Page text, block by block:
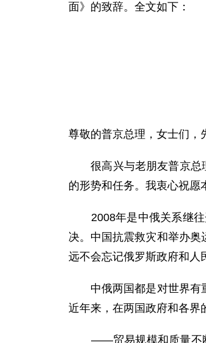
面》的致辞。全文如下：
尊敬的普京总理，女士们，
很高兴与老朋友普京总理
的形势和任务。我衷心祝愿
2008年是中俄关系继往
决。中国抗震救灾和举办
远不会忘记俄罗斯政府和人
中俄两国都是对世界有重
近年来，在两国政府和各界
——贸易规模和质量不断